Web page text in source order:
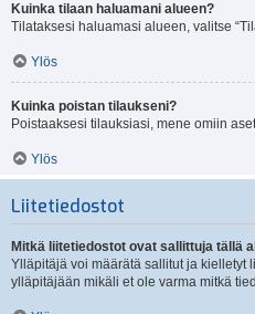
Kuinka tilaan haluamani alueen?
Tilataksesi haluamasi alueen, valitse
Ylös
Kuinka poistan tilaukseni?
Poistaaksesi tilauksiasi, mene omiin
Ylös
Liitetiedostot
Mitkä liitetiedostot ovat sallittuja tällä
Ylläpitäjä voi määrätä sallitut ja kielletyt
ylläpitäjään mikäli et ole varma mitkä